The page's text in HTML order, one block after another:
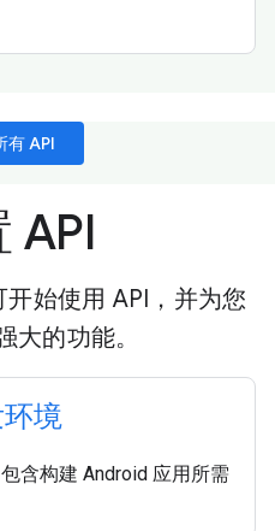
有 API
API
始使用 API，并为您
大的功能。
境
含构建 Android 应用所需